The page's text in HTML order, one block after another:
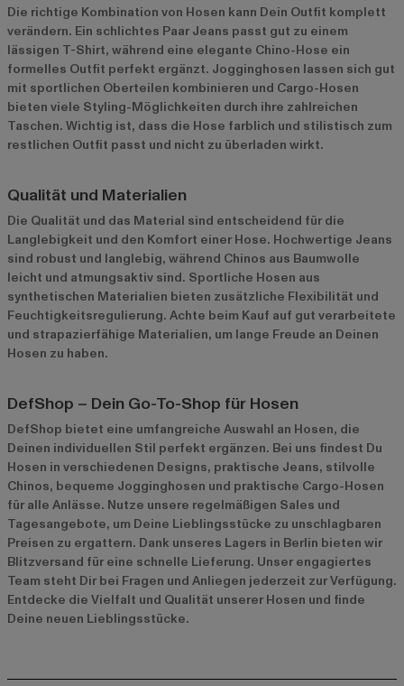
Die richtige Kombination von Hosen kann Dein Outfit komplett
verändern. Ein schlichtes Paar Jeans passt gut zu einem
lässigen T-Shirt, während eine elegante Chino-Hose ein
formelles Outfit perfekt ergänzt. Jogginghosen lassen sich gut
mit sportlichen Oberteilen kombinieren und Cargo-Hosen
bieten viele Styling-Möglichkeiten durch ihre zahlreichen
Taschen. Wichtig ist, dass die Hose farblich und stilistisch zum
restlichen Outfit passt und nicht zu überladen wirkt.
Qualität und Materialien
Die Qualität und das Material sind entscheidend für die
Langlebigkeit und den Komfort einer Hose. Hochwertige Jeans
sind robust und langlebig, während Chinos aus Baumwolle
leicht und atmungsaktiv sind. Sportliche Hosen aus
synthetischen Materialien bieten zusätzliche Flexibilität und
Feuchtigkeitsregulierung. Achte beim Kauf auf gut verarbeitete
und strapazierfähige Materialien, um lange Freude an Deinen
Hosen zu haben.
DefShop – Dein Go-To-Shop für Hosen
DefShop bietet eine umfangreiche Auswahl an Hosen, die
Deinen individuellen Stil perfekt ergänzen. Bei uns findest Du
Hosen in verschiedenen Designs, praktische Jeans, stilvolle
Chinos, bequeme Jogginghosen und praktische Cargo-Hosen
für alle Anlässe. Nutze unsere regelmäßigen Sales und
Tagesangebote, um Deine Lieblingsstücke zu unschlagbaren
Preisen zu ergattern. Dank unseres Lagers in Berlin bieten wir
Blitzversand für eine schnelle Lieferung. Unser engagiertes
Team steht Dir bei Fragen und Anliegen jederzeit zur Verfügung.
Entdecke die Vielfalt und Qualität unserer Hosen und finde
Deine neuen Lieblingsstücke.